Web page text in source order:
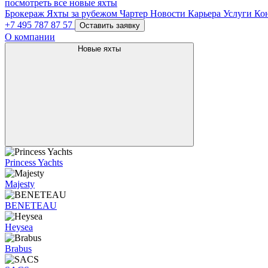
посмотреть все новые яхты
Брокераж Яхты за рубежом Чартер Новости Карьера Услуги
+7 495 787 87 57
Оставить заявку
О компании
Новые яхты
Princess Yachts
Majesty
BENETEAU
Heysea
Brabus